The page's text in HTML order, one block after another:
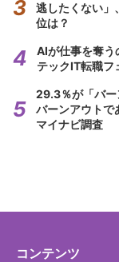
逃したくない」
位は？
AIが仕事を奪
テックIT転職フ
29.3％が「バ
バーンアウト
マイナビ調査
コンテンツ